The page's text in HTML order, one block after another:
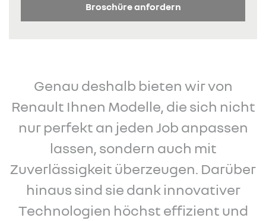
Broschüre anfordern
Genau deshalb bieten wir von
Renault Ihnen Modelle, die sich nicht
nur perfekt an jeden Job anpassen
lassen, sondern auch mit
Zuverlässigkeit überzeugen. Darüber
hinaus sind sie dank innovativer
Technologien höchst effizient und